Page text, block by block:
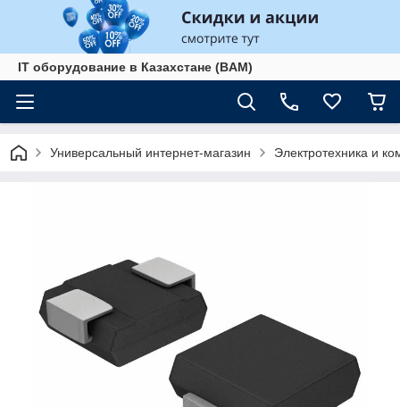
IT оборудование в Казахстане (BAM)
Универсальный интернет-магазин Электротехника и